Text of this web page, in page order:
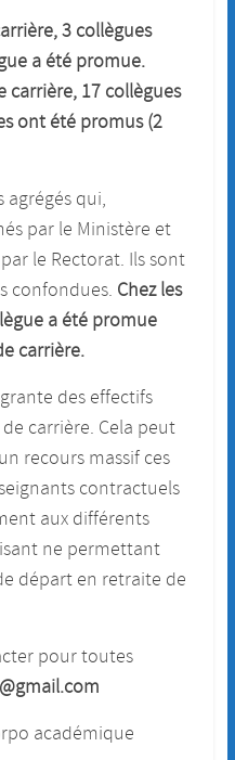
3 collègues
a été promue.
carrière, 17 collègues
ont été promus (2
agrégés qui,
par le Ministère et
le Rectorat. Ils sont
confondues. Chez les
a été promue
carrière.
des effectifs
carrière. Cela peut
recours massif ces
contractuels
aux différents
ne permettant
départ en retraite de
pour toutes
académique